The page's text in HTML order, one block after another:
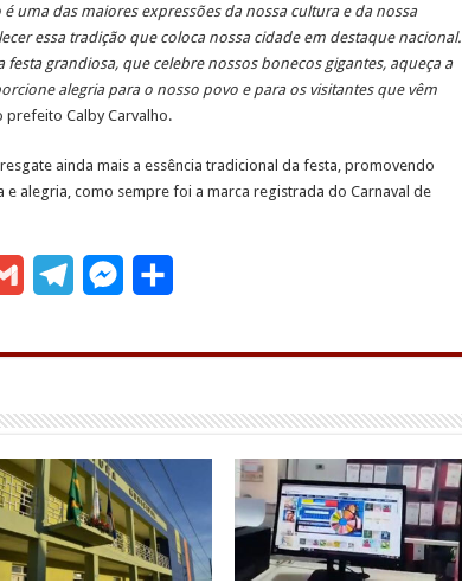
é uma das maiores expressões da nossa cultura e da nossa
essa tradição que coloca nossa cidade em destaque nacional.
grandiosa, que celebre nossos bonecos gigantes, aqueça a
alegria para o nosso povo e para os visitantes que vêm
prefeito Calby Carvalho.
ainda mais a essência tradicional da festa, promovendo
e alegria, como sempre foi a marca registrada do Carnaval de
a
l
l
g
r
a
m
s
e
n
g
e
a
e